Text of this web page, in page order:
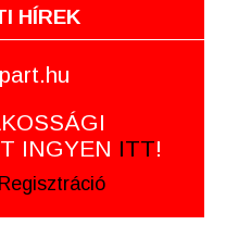
HÍREK
INGYEN ITT!
Regisztráció